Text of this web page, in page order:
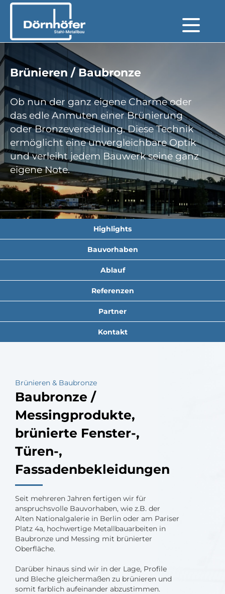
Brünieren / Baubronze
Ob nun der ganz eigene Charme oder
das edle Anmuten einer Brünierung
oder Bronzeveredelung. Diese Technik
ermöglicht eine unvergleichbare Optik
und verleiht jedem Bauwerk seine ganz
eigene Note.
Highlights
Bauvorhaben
Ablauf
Referenzen
Partner
Kontakt
Brünieren & Baubronze
Baubronze /
Messingprodukte,
brünierte Fenster-,
Türen-,
Fassadenbekleidungen
Seit mehreren Jahren fertigen wir für
anspruchsvolle Bauvorhaben, wie z.B. der
Alten Nationalgalerie in Berlin oder am Pariser
Platz 4a, hochwertige Metallbauarbeiten in
Baubronze und Messing mit brünierter
Oberfläche.
Darüber hinaus sind wir in der Lage, Profile
und Bleche gleichermaßen zu brünieren und
somit farblich aufeinander abzustimmen.